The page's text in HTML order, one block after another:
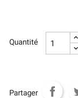
Quantité
Partager